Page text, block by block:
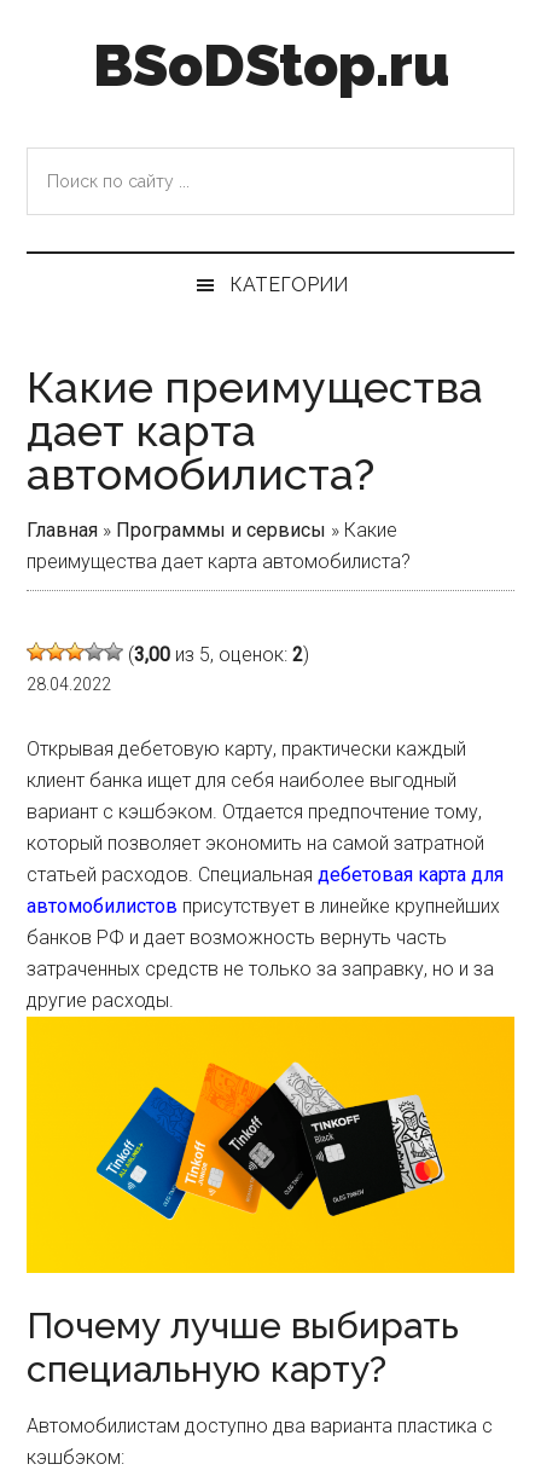
BSoDStop.ru
...
КАТЕГОРИИ
Какие преимущества
дает карта
автомобилиста?
Главная » Программы и сервисы » Какие
преимущества дает карта автомобилиста?
(3,00 из 5, оценок:2)
28.04.2022
Открывая дебетовую карту, практически каждый
клиент банка ищет для себя наиболее выгодный
вариант с кэшбэком. Отдается предпочтение тому,
который позволяет экономить на самой затратной
статьей расходов. Специальнаядебетовая карта для
автомобилистов присутствует в линейке крупнейших
банков РФ и дает возможность вернуть часть
затраченных средств не только за заправку, но и за
другие расходы.
Почему лучше выбирать
специальную карту?
Автомобилистам доступно два варианта пластика с
кэшбэком: